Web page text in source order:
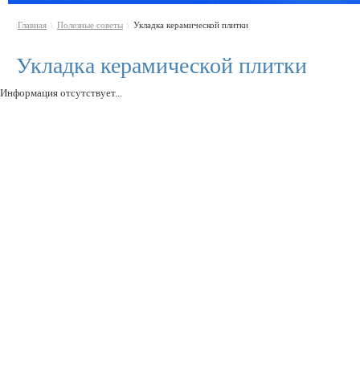
Главная \ Полезные советы \ Укладка керамической плитки
Укладка керамической плитки
Информация отсутствует...